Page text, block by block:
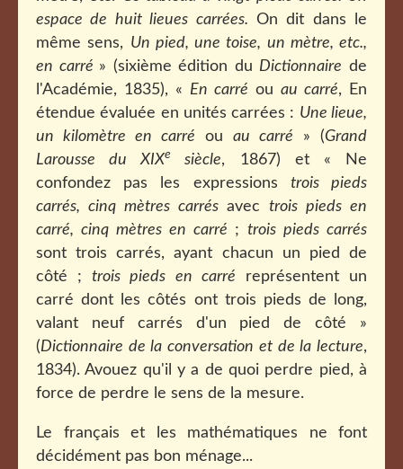
espace de huit lieues carrées. On dit dans le
même sens, Un pied, une toise, un mètre, etc.,
en carré » (sixième édition du Dictionnaire de
l'Académie, 1835), « En carré ou au carré, En
étendue évaluée en unités carrées : Une lieue,
un kilomètre en carré ou au carré » (Grand
Larousse du XIXe siècle, 1867) et « Ne
confondez pas les expressions trois pieds
carrés, cinq mètres carrésavectrois pieds en
carré, cinq mètres en carré ; trois pieds carrés
sont trois carrés, ayant chacun un pied de
côté ;trois pieds en carré représentent un
carré dont les côtés ont trois pieds de long,
valant neuf carrés d'un pied de côté »
(Dictionnaire de la conversation et de la lecture,
1834). Avouez qu'il y a de quoi perdre pied, à
force de perdre le sens de la mesure.
Le français et les mathématiques ne font
décidément pas bon ménage...